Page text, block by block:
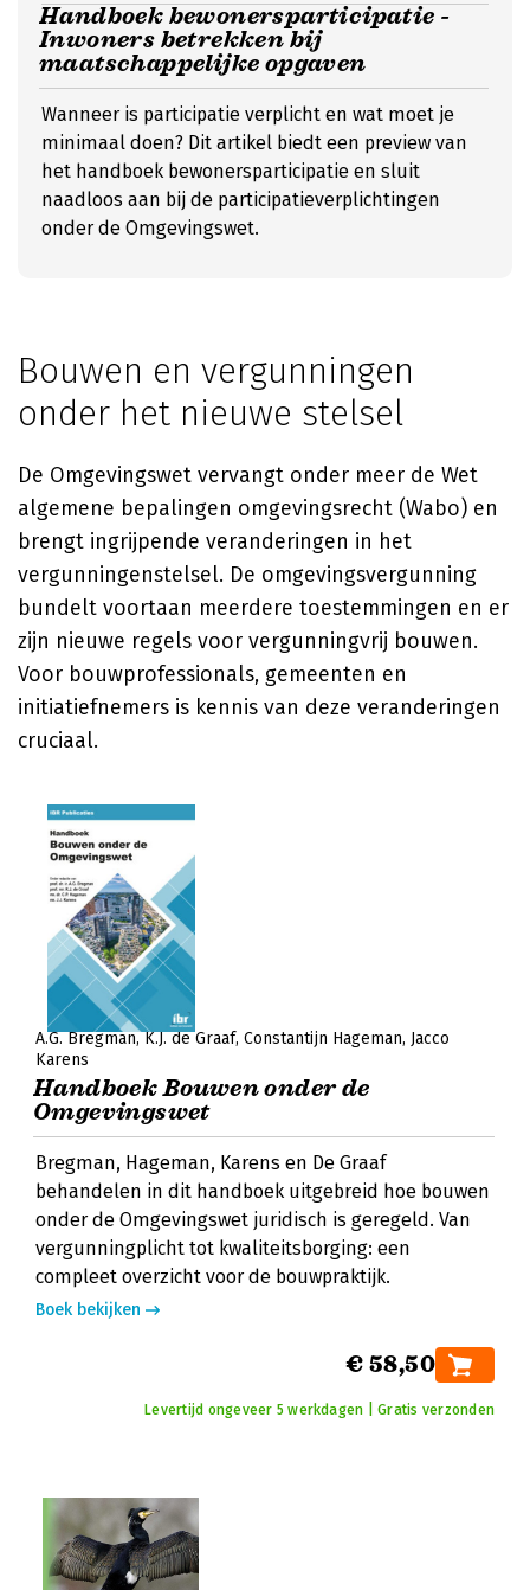
Handboek bewonersparticipatie -
Inwoners betrekken bij
maatschappelijke opgaven
Wanneer is participatie verplicht en wat moet je
minimaal doen? Dit artikel biedt een preview van
het handboek bewonersparticipatie en sluit
naadloos aan bij de participatieverplichtingen
onder de Omgevingswet.
Bouwen en vergunningen
onder het nieuwe stelsel
De Omgevingswet vervangt onder meer de Wet
algemene bepalingen omgevingsrecht (Wabo) en
brengt ingrijpende veranderingen in het
vergunningenstelsel. De omgevingsvergunning
bundelt voortaan meerdere toestemmingen en er
zijn nieuwe regels voor vergunningvrij bouwen.
Voor bouwprofessionals, gemeenten en
initiatiefnemers is kennis van deze veranderingen
cruciaal.
A.G. Bregman K.J. de Graaf Constantijn Hageman Jacco
Karens
Handboek Bouwen onder de
Omgevingswet
Bregman, Hageman, Karens en De Graaf
behandelen in dit handboek uitgebreid hoe bouwen
onder de Omgevingswet juridisch is geregeld. Van
vergunningplicht tot kwaliteitsborging: een
compleet overzicht voor de bouwpraktijk.
Boek bekijken
€ 58,50
Levertijd ongeveer 5 werkdagen | Gratis verzonden